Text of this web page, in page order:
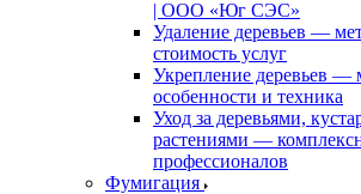
| ООО «Юг СЭС»
Удаление деревьев —
стоимость услуг
Укрепление деревьев —
особенности и техника
Уход за деревьями,
растениями —
профессионалов
Фумигация